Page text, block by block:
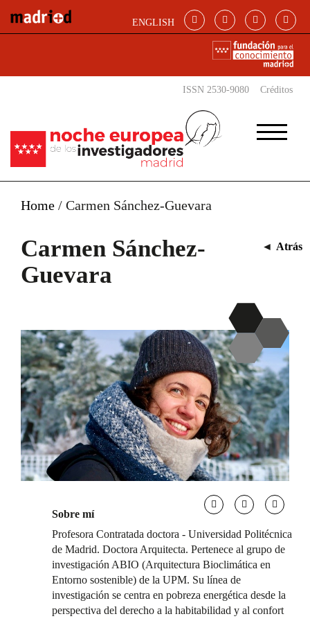
ENGLISH
ISSN 2530-9080 Créditos
Home / Carmen Sánchez-Guevara
Carmen Sánchez-
Guevara
◄ Atrás
Sobre mí
Profesora Contratada doctora - Universidad Politécnica
de Madrid. Doctora Arquitecta. Pertenece al grupo de
investigación ABIO (Arquitectura Bioclimática en
Entorno sostenible) de la UPM. Su línea de
investigación se centra en pobreza energética desde la
perspectiva del derecho a la habitabilidad y al confort